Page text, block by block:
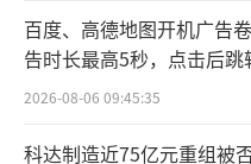
从上半年的投
端仍在承压中前行
百度、高德地图开机广告
告时长最高5秒，点击后跳
2026-08-06 09:45:35
科达制造近75亿元重组被